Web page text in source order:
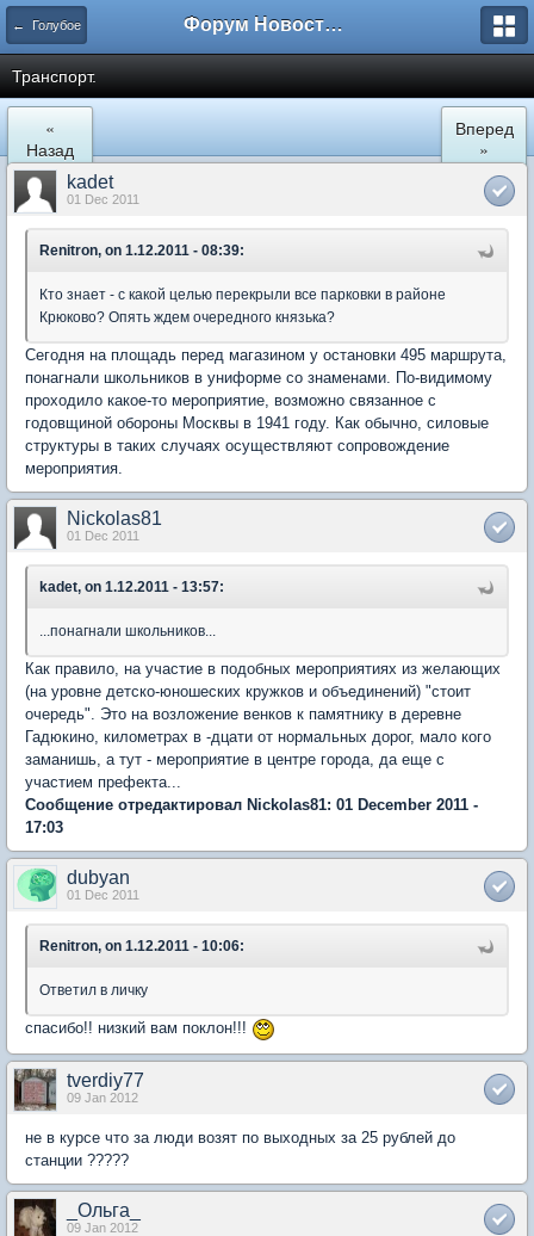
← Голубое Форум Новостройки
Транспорт.
«
Назад
Вперед
»
kadet
01 Dec 2011
Renitron, on 1.12.2011 - 08:39:
Кто знает - с какой целью перекрыли все парковки в районе
Крюково? Опять ждем очередного князька?
Сегодня на площадь перед магазином у остановки 495 маршрута,
понагнали школьников в униформе со знаменами. По-видимому
проходило какое-то мероприятие, возможно связанное с
годовщиной обороны Москвы в 1941 году. Как обычно, силовые
структуры в таких случаях осуществляют сопровождение
мероприятия.
Nickolas81
01 Dec 2011
kadet, on 1.12.2011 - 13:57:
...понагнали школьников...
Как правило, на участие в подобных мероприятиях из желающих
(на уровне детско-юношеских кружков и объединений) "стоит
очередь". Это на возложение венков к памятнику в деревне
Гадюкино, километрах в -дцати от нормальных дорог, мало кого
заманишь, а тут - мероприятие в центре города, да еще с
участием префекта...
Сообщение отредактировал Nickolas81: 01 December 2011 -
17:03
dubyan
01 Dec 2011
Renitron, on 1.12.2011 - 10:06:
Ответил в личку
спасибо!! низкий вам поклон!!!
tverdiy77
09 Jan 2012
не в курсе что за люди возят по выходных за 25 рублей до
станции ?????
_Ольга_
09 Jan 2012